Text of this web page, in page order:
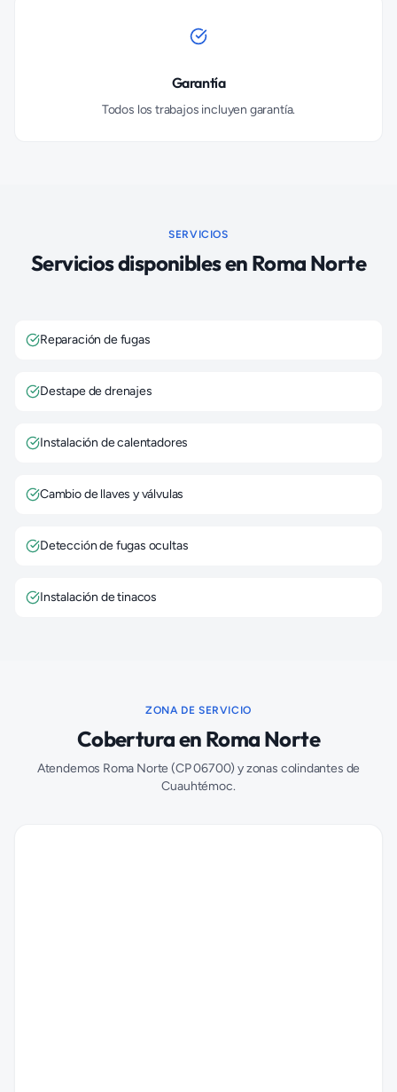
Garantía
Todos los trabajos incluyen garantía.
SERVICIOS
Servicios disponibles en Roma Norte
Reparación de fugas
Destape de drenajes
Instalación de calentadores
Cambio de llaves y válvulas
Detección de fugas ocultas
Instalación de tinacos
ZONA DE SERVICIO
Cobertura en Roma Norte
Atendemos Roma Norte (CP06700) y zonas colindantes de
Cuauhtémoc.